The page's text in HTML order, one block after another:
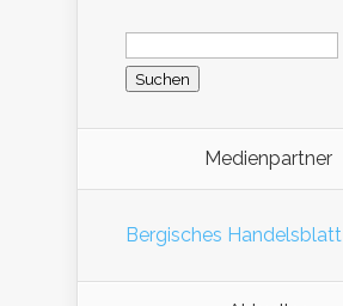
Suchen
Medienpartner
Bergisches Handelsblatt